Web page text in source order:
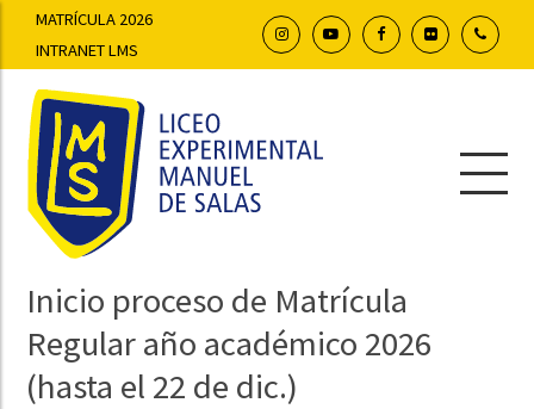
MATRÍCULA 2026
INTRANET LMS
Inicio proceso de Matrícula
Regular año académico 2026
(hasta el 22 de dic.)